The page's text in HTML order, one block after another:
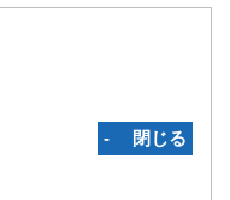
‐ 閉じる